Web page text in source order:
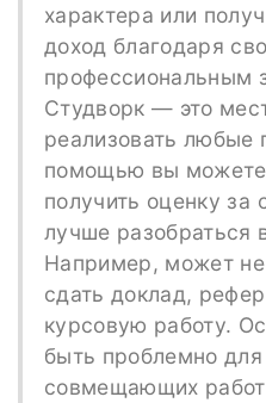
характера или
доход благодаря
профессиональным
Студворк — это
реализовать любые
помощью вы можете
получить оценку за
лучше разобраться
Например, может
сдать доклад,
курсовую работу.
быть проблемно для
совмещающих